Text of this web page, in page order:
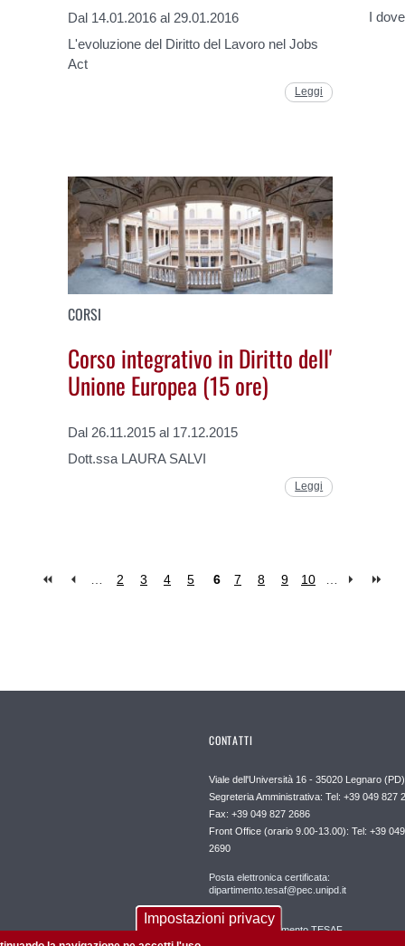
Dal 14.01.2016 al 29.01.2016
L'evoluzione del Diritto del Lavoro nel Jobs
Act
Leggi
I
CORSI
Corso integrativo in Diritto dell'
Unione Europea (15 ore)
Dal 26.11.2015 al 17.12.2015
Dott.ssa LAURA SALVI
Leggi
… 2 3 4 5 6 7 8 9 10 …
CONTATTI
Viale dell'Università 16 - 35020 Legnaro (PD)
Segreteria Amministrativa: Tel: +39 049 827
Fax: +39 049 827 2686
Front Office (orario 9.00-13.00): Tel: +39
2690
Posta elettronica certificata:
dipartimento.tesaf@pec.unipd.it
Direzione Dipartimento TESAF
Impostazioni privacy